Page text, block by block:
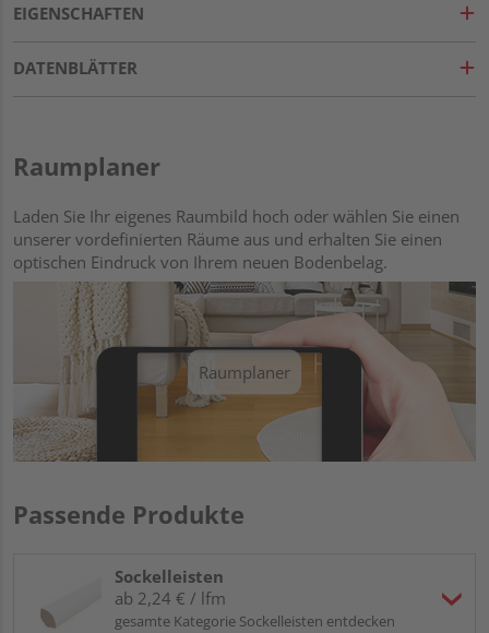
EIGENSCHAFTEN
DATENBLÄTTER
Raumplaner
Laden Sie Ihr eigenes Raumbild hoch oder wählen Sie einen
unserer vordefinierten Räume aus und erhalten Sie einen
optischen Eindruck von Ihrem neuen Bodenbelag.
Raumplaner
Passende Produkte
Sockelleisten
ab 2,24 € / lfm
gesamte Kategorie Sockelleisten entdecken